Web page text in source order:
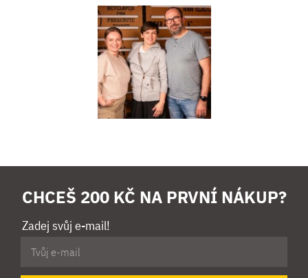
CHCEŠ 200 KČ NA PRVNÍ NÁKUP?
Zadej svůj e-mail!